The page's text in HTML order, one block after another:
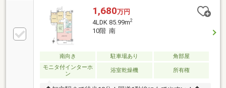
1,680万円
4LDK 85.99m2
10階 南
南向き 駐車場あり
角部屋
モニタ付インターホ
ン
浴室乾燥機 所有権